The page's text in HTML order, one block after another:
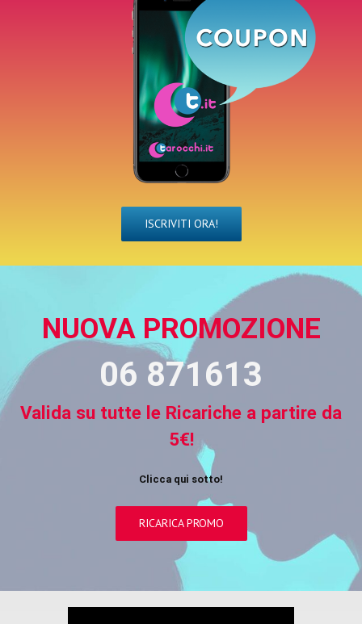
ISCRIVITI ORA!
NUOVA PROMOZIONE
06 871613
Valida su tutte le Ricariche a partire da
5€!
Clicca qui sotto!
RICARICA PROMO